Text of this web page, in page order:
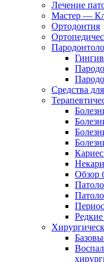
Лечение
Мастер —
Ортодонтия
Средства
Обзор